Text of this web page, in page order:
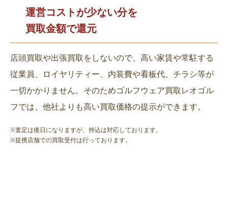
運営コストが少ない分を
買取金額で還元
店頭買取や出張買取をしないので、高い家賃や常駐する
従業員、ロイヤリティー、内装費や看板代、チラシ等が
一切かかりません。そのためゴルフウェア買取レオゴル
フでは、他社よりも高い買取価格の提示ができます。
※査定は後日になりますが、持込は対応しております。
※提携店舗での買取受付は行っております。